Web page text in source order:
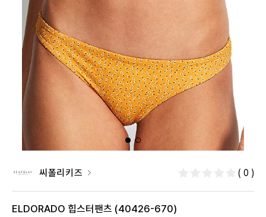
씨폴리키즈 ( 0 )
ELDORADO 힙스터팬츠 (40426-670)